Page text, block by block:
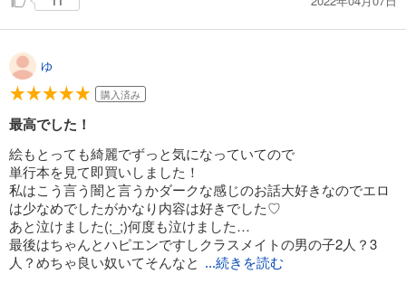
ゆ
購入済み
最高でした！
絵もとっても綺麗でずっと気になっていてので
単行本を見て即買いしました！
私はこう言う闇と言うかダークな感じのお話大好きなのでエロ
は少なめでしたがかなり内容は好きでした♡
あと泣けました(;_;)何度も泣けました…
最後はちゃんとハピエンですしクラスメイトの男の子2人？3
人？めちゃ良い奴いてそんなと
...続きを読む